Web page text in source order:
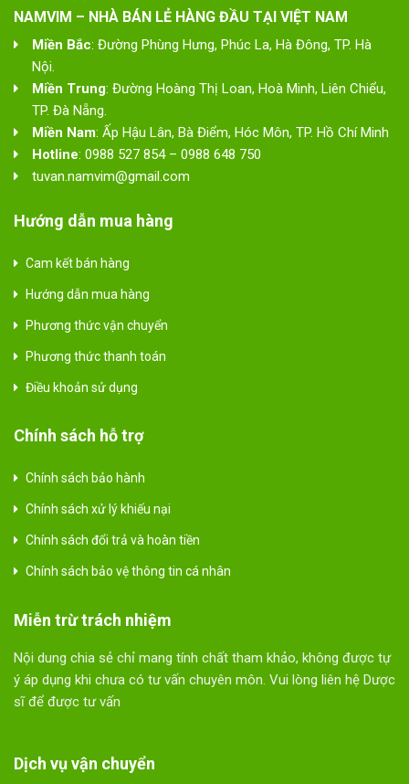
NAMVIM – NHÀ BÁN LẺ HÀNG ĐẦU TẠI VIỆT NAM
Miền Bắc: Đường Phùng Hưng, Phúc La, Hà Đông, TP. Hà
Nội.
Miền Trung: Đường Hoàng Thị Loan, Hoà Minh, Liên Chiểu,
TP. Đà Nẵng.
Miền Nam: Ấp Hậu Lân, Bà Điểm, Hóc Môn, TP. Hồ Chí Minh
Hotline: 0988 527 854 – 0988 648 750
tuvan.namvim@gmail.com
Hướng dẫn mua hàng
Cam kết bán hàng
Hướng dẫn mua hàng
Phương thức vận chuyển
Phương thức thanh toán
Điều khoản sử dụng
Chính sách hỗ trợ
Chính sách bảo hành
Chính sách xử lý khiếu nại
Chính sách đổi trả và hoàn tiền
Chính sách bảo vệ thông tin cá nhân
Miễn trừ trách nhiệm
Nội dung chia sẻ chỉ mang tính chất tham khảo, không được tự
ý áp dụng khi chưa có tư vấn chuyên môn. Vui lòng liên hệ Dược
sĩ để được tư vấn
Dịch vụ vận chuyển